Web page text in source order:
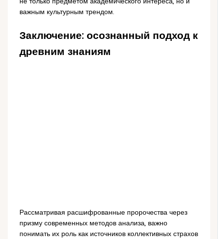
важным культурным трендом.
Заключение: осознанный подход к
древним знаниям
Рассматривая расшифрованные пророчества через
призму современных методов анализа, важно
понимать их роль как источников коллективных страхов